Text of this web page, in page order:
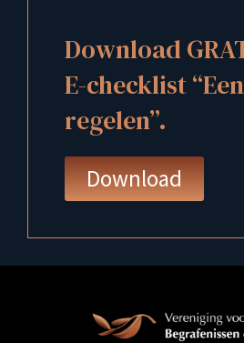
Download
E-checklist
regelen”.
Download